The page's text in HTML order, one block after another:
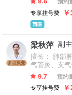
专享挂号费
西医
多点执业
梁秋萍 副
擅长： 肺部
气管炎、支
期、支气管
9.7 预约
专享挂号费